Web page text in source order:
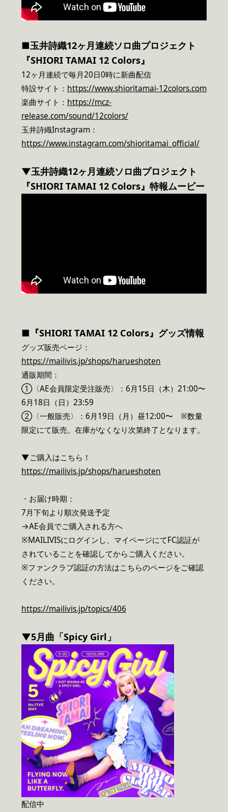
■玉井詩織12ヶ月連続ソロ曲プロジェクト
『SHIORI TAMAI 12 Colors』
12ヶ月連続で毎月20日0時に新曲配信
特設サイト： https://www.shioritamai-12colors.com
楽曲サイト： https://mcz-
release.com/sound/12colors/
玉井詩織Instagram：
https://www.instagram.com/shioritamai_official/
▼玉井詩織12ヶ月連続ソロ曲プロジェクト
『SHIORI TAMAI 12 Colors』特報ムービー
■『SHIORI TAMAI 12 Colors』グッズ情報
グッズ販売ページ：
https://mailivis.jp/shops/harueshoten
通販期間：
①〈AE会員限定受注販売〉：6月15日（木）21:00〜
6月18日（日）23:59
②〈一般販売〉：6月19日（月）昼12:00〜 ※数量
限定にて販売。在庫がなくなり次第終了となります。
▼ご購入はこちら！
https://mailivis.jp/shops/harueshoten
・お届け時期：
7月下旬より順次発送予定
→AE会員でご購入される方へ
※MAILIVISにログインし、マイページにてFC認証が
されていることを確認してからご購入ください。
※ファンクラブ認証の方法はこちらのページをご確認
ください。
https://mailivis.jp/topics/406
▼5月曲「Spicy Girl」
配信中